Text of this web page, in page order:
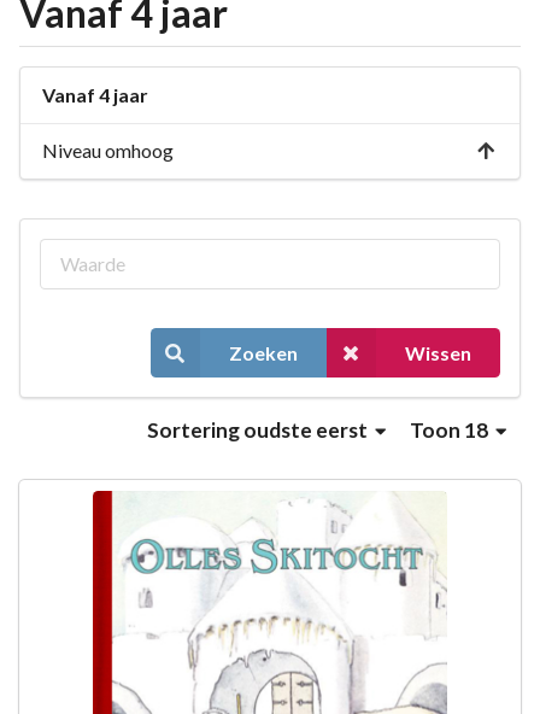
Vanaf 4 jaar
Vanaf 4 jaar
Niveau omhoog
Zoeken Wissen
Toon 18
Sorteringoudste eerst